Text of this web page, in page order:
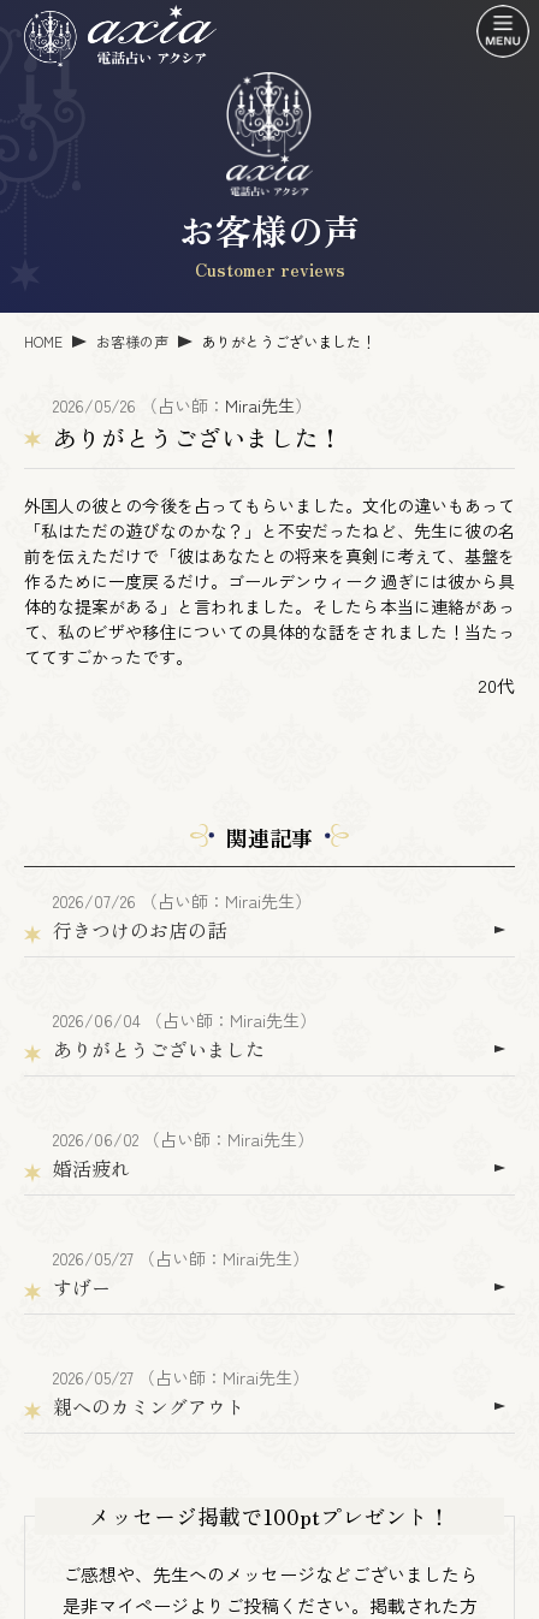
お客様の声
Customer reviews
HOME お客様の声 ありがとうございました！
2026/05/26 （占い師： Mirai先生）
ありがとうございました！
外国人の彼との今後を占ってもらいました。文化の違いもあって
「私はただの遊びなのかな？」と不安だったねど、先生に彼の名
前を伝えただけで「彼はあなたとの将来を真剣に考えて、基盤を
作るために一度戻るだけ。ゴールデンウィーク過ぎには彼から具
体的な提案がある」と言われました。そしたら本当に連絡があっ
て、私のビザや移住についての具体的な話をされました！当たっ
ててすごかったです。
20代
関連記事
2026/07/26 （占い師：Mirai先生）
行きつけのお店の話
2026/06/04 （占い師：Mirai先生）
ありがとうございました
2026/06/02 （占い師：Mirai先生）
婚活疲れ
2026/05/27 （占い師：Mirai先生）
すげー
2026/05/27 （占い師：Mirai先生）
親へのカミングアウト
メッセージ掲載で100ptプレゼント！
ご感想や、先生へのメッセージなどございましたら
是非マイページよりご投稿ください。掲載された方